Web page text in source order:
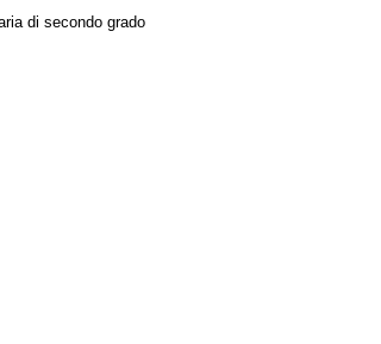
di secondo grado